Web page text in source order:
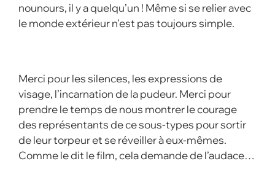
nounours, il y a quelqu’un ! Même si se relier avec
le monde extérieur n’est pas toujours simple.
Merci pour les silences, les expressions de
visage, l’incarnation de la pudeur. Merci pour
prendre le temps de nous montrer le courage
des représentants de ce sous-types pour sortir
de leur torpeur et se réveiller à eux-mêmes.
Comme le dit le film, cela demande de l’audace…